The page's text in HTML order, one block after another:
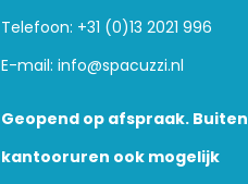
Telefoon: +31 (0)13 2021 996
E-mail: info@spacuzzi.nl
Geopend op afspraak. Buiten
kantooruren ook mogelijk